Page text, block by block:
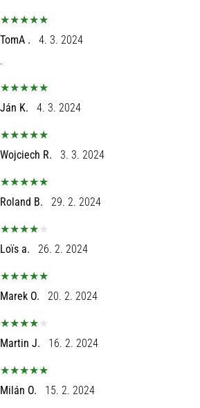
TomA .
4. 3. 2024
.
Ján K. 4. 3. 2024
Wojciech R. 3. 3. 2024
Roland B. 29. 2. 2024
Loïs a. 26. 2. 2024
Marek O. 20. 2. 2024
Martin J. 16. 2. 2024
Milán O. 15. 2. 2024